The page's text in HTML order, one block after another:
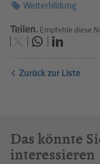
Weiterbildung
Teilen. Empfehle diese
Zurück zur Liste
Das könnte
interessieren